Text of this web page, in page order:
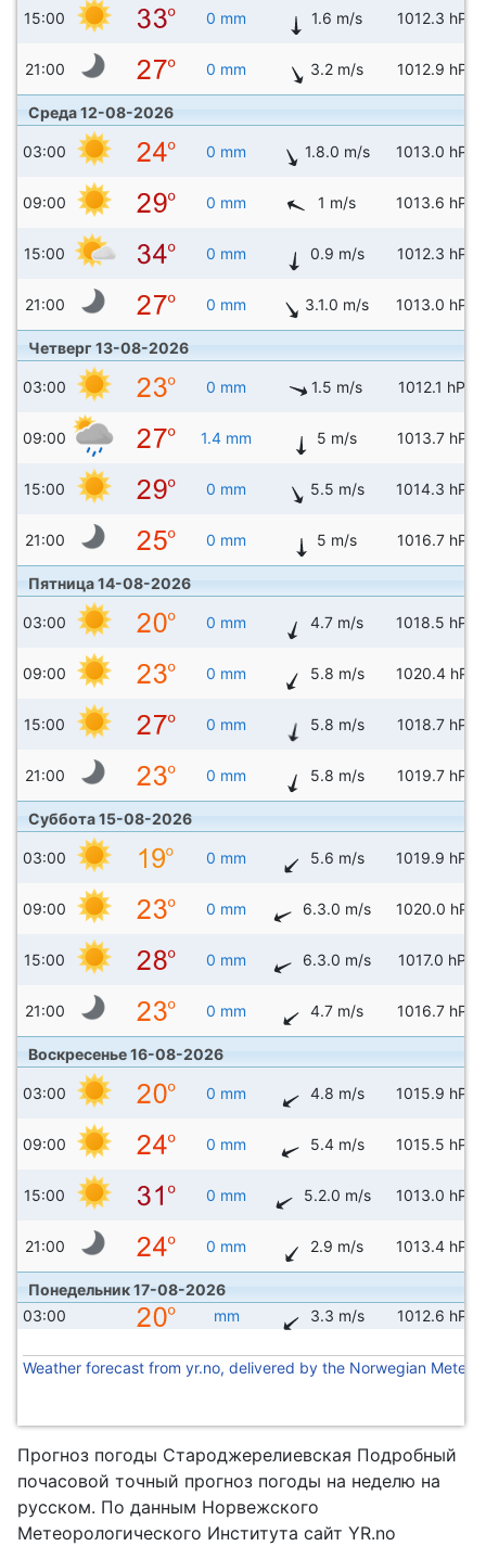
15:00 0 mm 1.6 m/s 1012.3 hPa
21:00 0 mm 3.2 m/s 1012.9 hPa
Среда 12-08-2026
03:00 0 mm 1.8.0 m/s 1013.0 hPa
09:00 0 mm 1 m/s 1013.6 hPa
15:00 0 mm 0.9 m/s 1012.3 hPa
21:00 0 mm 3.1.0 m/s 1013.0 hPa
Четверг 13-08-2026
03:00 0 mm 1.5 m/s 1012.1 hPa
09:00 1.4 mm 5 m/s 1013.7 hPa
15:00 0 mm 5.5 m/s 1014.3 hPa
21:00 0 mm 5 m/s 1016.7 hPa
Пятница 14-08-2026
03:00 0 mm 4.7 m/s 1018.5 hPa
09:00 0 mm 5.8 m/s 1020.4 hPa
15:00 0 mm 5.8 m/s 1018.7 hPa
21:00 0 mm 5.8 m/s 1019.7 hPa
Суббота 15-08-2026
03:00 0 mm 5.6 m/s 1019.9 hPa
09:00 0 mm 6.3.0 m/s 1020.0 hPa
15:00 0 mm 6.3.0 m/s 1017.0 hPa
21:00 0 mm 4.7 m/s 1016.7 hPa
Воскресенье 16-08-2026
03:00 0 mm 4.8 m/s 1015.9 hPa
09:00 0 mm 5.4 m/s 1015.5 hPa
15:00 0 mm 5.2.0 m/s 1013.0 hPa
21:00 0 mm 2.9 m/s 1013.4 hPa
Понедельник 17-08-2026
03:00
mm 3.3 m/s 1012.6 hPa
Weather forecast from yr.no, delivered by the Norwegian
Прогноз погоды Староджерелиевская Подробный
почасовой точный прогноз погоды на неделю на
русском. По данным Норвежского
Метеорологического Института сайт YR.no